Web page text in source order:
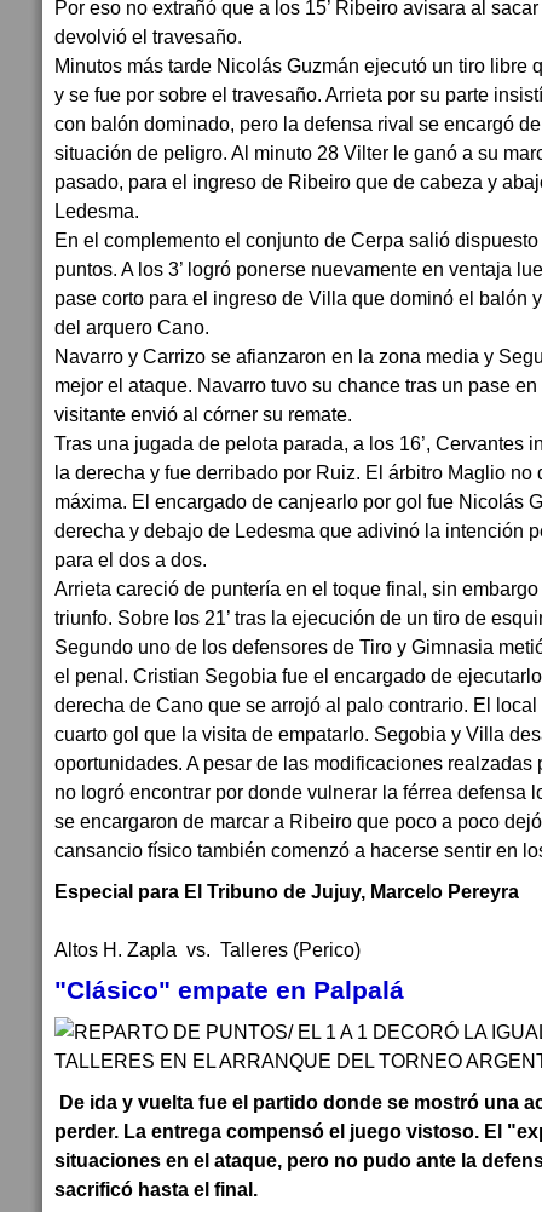
Por eso no extrañó que a los 15’ Ribeiro avisara al
devolvió el travesaño.
Minutos más tarde Nicolás Guzmán ejecutó un tiro libre
y se fue por sobre el travesaño. Arrieta por su parte
con balón dominado, pero la defensa rival se encargó
situación de peligro. Al minuto 28 Vilter le ganó a su
pasado, para el ingreso de Ribeiro que de cabeza y
Ledesma.
En el complemento el conjunto de Cerpa salió
puntos. A los 3’ logró ponerse nuevamente en ventaja
pase corto para el ingreso de Villa que dominó el balón
del arquero Cano.
Navarro y Carrizo se afianzaron en la zona media y
mejor el ataque. Navarro tuvo su chance tras un pase en
visitante envió al córner su remate.
Tras una jugada de pelota parada, a los 16’, Cervantes
la derecha y fue derribado por Ruiz. El árbitro Maglio no
máxima. El encargado de canjearlo por gol fue Nicolás
derecha y debajo de Ledesma que adivinó la intención
para el dos a dos.
Arrieta careció de puntería en el toque final, sin
triunfo. Sobre los 21’ tras la ejecución de un tiro de
Segundo uno de los defensores de Tiro y Gimnasia
el penal. Cristian Segobia fue el encargado de
derecha de Cano que se arrojó al palo contrario. El
cuarto gol que la visita de empatarlo. Segobia y Villa
oportunidades. A pesar de las modificaciones realzadas
no logró encontrar por donde vulnerar la férrea defensa
se encargaron de marcar a Ribeiro que poco a poco
cansancio físico también comenzó a hacerse sentir en
Especial para El Tribuno de Jujuy, Marcelo Pereyra
Altos H. Zapla vs. Talleres (Perico)
"Clásico" empate en Palpalá
De ida y vuelta fue el partido donde se mostró una
perder. La entrega compensó el juego vistoso. El
situaciones en el ataque, pero no pudo ante la
sacrificó hasta el final.